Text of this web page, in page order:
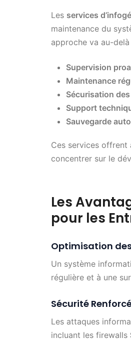
Les services
maintenance du
approche va au-
Supervision
Maintenance
Sécurisation
Support
Sauvegarde
Ces services offrent
concentrer sur le
Les
pour les
Optimisation
Un système
régulière et à une
Sécurité
Les attaques
incluant les firewalls